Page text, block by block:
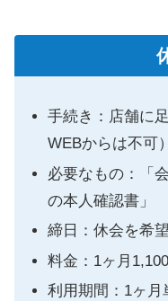
手続き：店舗に
WEBからは不可）
必要なもの：「
の本人確認書」
締日：休会を希
料金：1ヶ月
利用期間：1ヶ月